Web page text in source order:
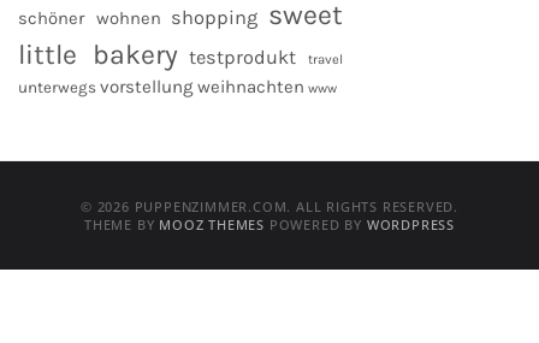
schöner wohnen shopping sweet
little bakery testprodukt travel
unterwegs vorstellung weihnachten www
© 2026 PUPPENZIMMER.COM. ALL RIGHTS RESERVED.
THEME BY MOOZ THEMES POWERED BY WORDPRESS